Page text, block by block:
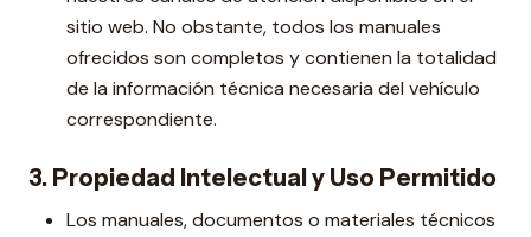
sitio web. No obstante, todos los manuales
ofrecidos son completos y contienen la totalidad
de la información técnica necesaria del vehículo
correspondiente.
3. Propiedad Intelectual y Uso Permitido
Los manuales, documentos o materiales técnicos